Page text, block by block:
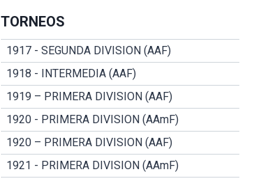
TORNEOS
1917 - SEGUNDA DIVISION (AAF)
1918 - INTERMEDIA (AAF)
1919 – PRIMERA DIVISION (AAF)
1920 - PRIMERA DIVISION (AAmF)
1920 – PRIMERA DIVISION (AAF)
1921 - PRIMERA DIVISION (AAmF)